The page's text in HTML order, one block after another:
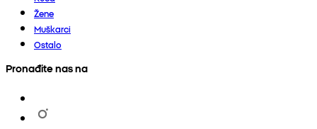
Žene
Muškarci
Ostalo
Pronađite nas na